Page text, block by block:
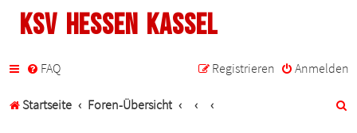
KSV Hessen Kassel
FAQ Anmelden
Registrieren
Startseite Foren-Übersicht